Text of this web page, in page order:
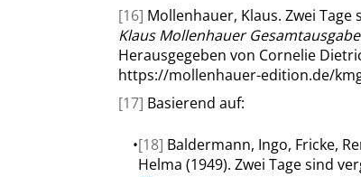
[16] Mollenhauer, Klaus. Zwei Tage
Klaus Mollenhauer
Herausgegeben von Cornelie
https://mollenhauer-edition.de/
[17] Basierend auf:
•[18] Baldermann, Ingo, Fricke,
Helma (1949). Zwei Tage sind